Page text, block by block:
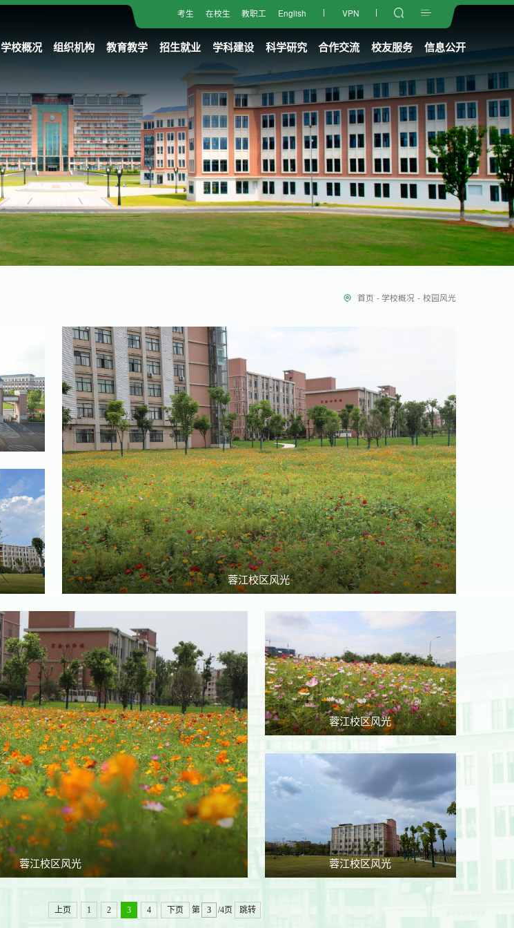
考生 在校生 教职工 English VPN
学校概况 组织机构 教育教学 招生就业 学科建设 科学研究 合作交流 校友服务 信息公开
首页 - 学校概况 - 校园风光
蓉江校区风光
蓉江校区风光
蓉江校区风光
蓉江校区风光
上页 1 2 3 4 下页 第 /4页 跳转